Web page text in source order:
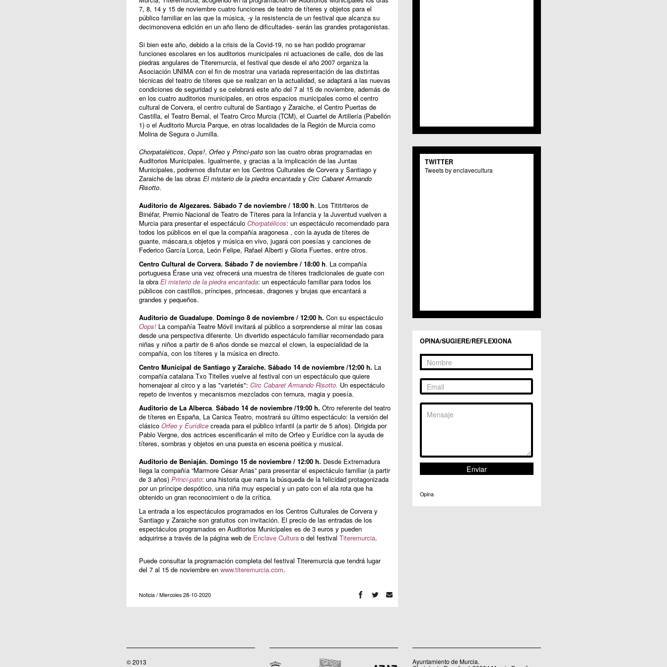
7, 8, 14 y 15 de noviembre cuatro funciones de teatro de títeres y objetos para el
público familiar en las que la música, -y la resistencia de un festival que alcanza su
decimonovena edición en un año lleno de dificultades- serán las grandes protagonistas.
Si bien este año, debido a la crisis de la Covid-19, no se han podido programar
funciones escolares en los auditorios municipales ni actuaciones de calle, dos de las
piedras angulares de Titeremurcia, el festival que desde el año 2007 organiza la
Asociación UNIMA con el fin de mostrar una variada representación de las distintas
técnicas del teatro de títeres que se realizan en la actualidad, se adaptará a las nuevas
condiciones de seguridad y se celebrará este año del 7 al 15 de noviembre, además de
en los cuatro auditorios municipales, en otros espacios municipales como el centro
cultural de Corvera, el centro cultural de Santiago y Zaraiche, el Centro Puertas de
Castilla, el Teatro Bernal, el Teatro Circo Murcia (TCM), el Cuartel de Artillería (Pabellón
1) o el Auditorio Murcia Parque, en otras localidades de la Región de Murcia como
Molina de Segura o Jumilla.
Chorpataléticos, Oops!, Orfeoy Princi-patoson las cuatro obras programadas en
Auditorios Municipales. Igualmente, y gracias a la implicación de las Juntas
Municipales, podremos disfrutar en los Centros Culturales de Corvera y Santiago y
Zaraiche de las obras El misterio de la piedra encantaday Circ Cabaret Armando
Risotto.
Auditorio de Algezares. Sábado 7 de noviembre / 18:00 h. Los Tititriteros de
Binéfar, Premio Nacional de Teatro de Títeres para la Infancia y la Juventud vuelven a
Murcia para presentar el espectáculo Chorpatélicos: un espectáculo recomendado para
todos los públicos en el que la compañía aragonesa , con la ayuda de títeres de
guante, máscara,s objetos y música en vivo, jugará con poesías y canciones de
Federico García Lorca, León Felipe, Rafael Alberti y Gloria Fuertes, entre otros.
Centro Cultural de Corvera. Sábado 7 de noviembre / 18:00 h. La compañía
portuguesa Érase una vez ofrecerá una muestra de títeres tradicionales de guate con
la obra El misterio de la piedra encantada: un espectáculo familiar para todos los
públicos con castillos, príncipes, princesas, dragones y brujas que encantará a
grandes y pequeños.
Auditorio de Guadalupe. Domingo 8 de noviembre / 12:00 h. Con su espectáculo
Oops!La compañía Teatre Móvil invitará al público a sorprenderse al mirar las cosas
desde una perspectiva diferente. Un divertido espectáculo familiar recomendado para
niñas y niños a partir de 6 años donde se mezcal el clown, la especialidad de la
compañía, con los títeres y la música en directo.
Centro Municipal de Santiago y Zaraiche. Sábado 14 de noviembre /12:00 h. La
compañía catalana Txo Titelles vuelve al festival con un espectáculo que quiere
homenajear al circo y a las "varietés": Circ Cabaret Armando Risotto. Un espectáculo
repeto de inventos y mecanismos mezclados con ternura, magia y poesía.
Auditorio de La Alberca. Sábado 14 de noviembre /19:00 h. Otro referente del teatro
de títeres en España, La Canica Teatro, mostrará su último espectáculo: la versión del
clásico Orfeo y Eurídicecreada para el público infantil (a partir de 5 años). Dirigida por
Pablo Vergne, dos actrices escenificarán el mito de Orfeo y Eurídice con la ayuda de
títeres, sombras y objetos en una puesta en escena poética y musical.
Auditorio de Beniaján. Domingo 15 de noviembre / 12:00 h. Desde Extremadura
llega la compañía “Marmore César Arias” para presentar el espectáculo familiar (a partir
de 3 años) Princi-pato: una historia que narra la búsqueda de la felicidad protagonizada
por un príncipe despótico, una niña muy especial y un pato con el ala rota que ha
obtenido un gran reconocimient o de la crítica.
La entrada a los espectáculos programados en los Centros Culturales de Corvera y
Santiago y Zaraiche son gratuitos con invitación. El precio de las entradas de los
espectáculos programados en Auditorios Municipales es de 3 euros y pueden
adquirirse a través de la página web deEnclave Culturao del festival Titeremurcia.
Puede consultar la programación completa del festival Titeremurcia que tendrá lugar
del 7 al 15 de noviembre en www.titeremurcia.com.
Noticia / Miercoles 28-10-2020
C.C.S. La Paz
C.M. El Carmen
Centros Culturales
C.C. Puertas de Castilla
C.C. Zarandona
TWITTER
Tweets by enclavecultura
OPINA/SUGIERE/REFLEXIONA
Opina
© 2013
Ayuntamiento de Murcia.